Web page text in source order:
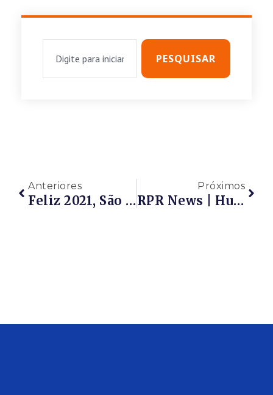
PESQUISAR
Anteriores
Feliz 2021, São O Votos Da Rede Petro Rio! Mensagens Das Associadas RPR Em Uma Corrente Do Bem Para 2021.
Próximos
RPR News | Hugo Miranda, Diretor Da Tracel E Painelista Da Maricá Energy, Fala Sobre Os Projetos Inovadores De Sua Empresa